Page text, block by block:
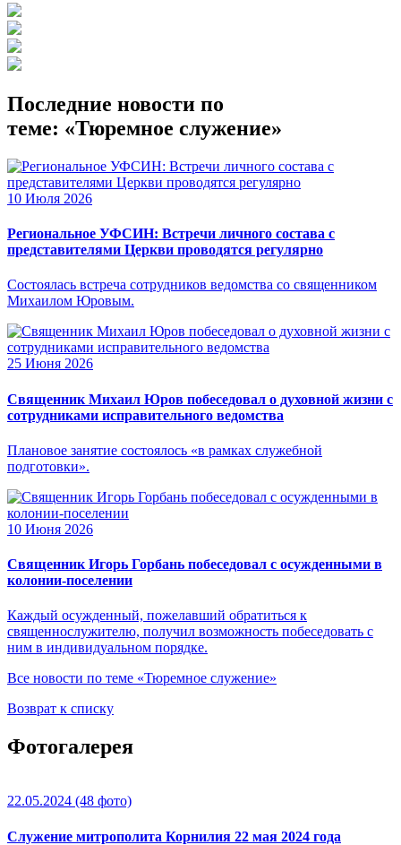
Последние новости по
теме: «Тюремное служение»
10 Июля 2026
Региональное УФСИН: Встречи личного состава с
представителями Церкви проводятся регулярно
Состоялась встреча сотрудников ведомства со священником
Михаилом Юровым.
25 Июня 2026
Священник Михаил Юров побеседовал о духовной жизни с
сотрудниками исправительного ведомства
Плановое занятие состоялось «в рамках служебной
подготовки».
10 Июня 2026
Священник Игорь Горбань побеседовал с осужденными в
колонии-поселении
Каждый осужденный, пожелавший обратиться к
священнослужителю, получил возможность побеседовать с
ним в индивидуальном порядке.
Все новости по теме «Тюремное служение»
Возврат к списку
Фотогалерея
22.05.2024 (48 фото)
Служение митрополита Корнилия 22 мая 2024 года